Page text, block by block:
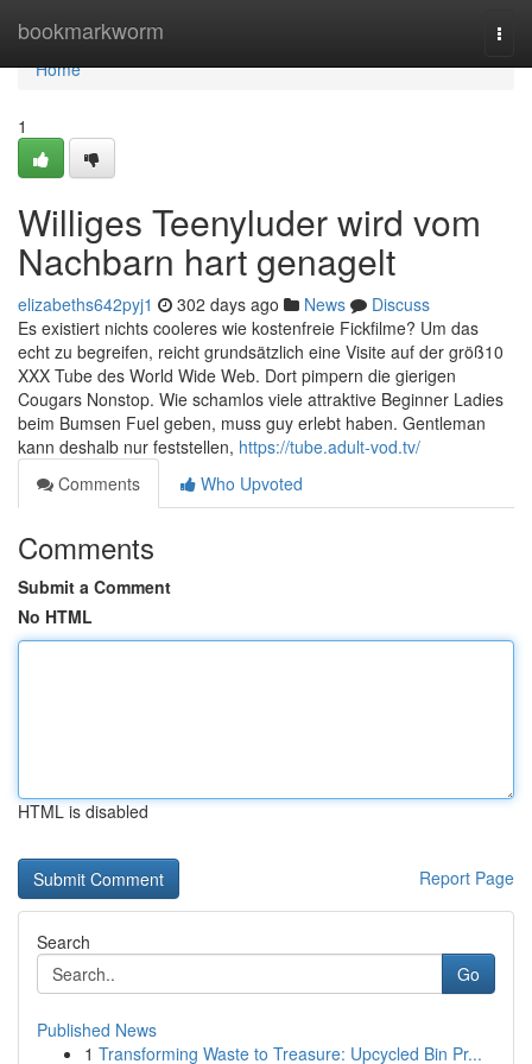
bookmarkworm
Home
Home
1
Williges Teenyluder wird vom
Nachbarn hart genagelt
elizabeths642pyj1 302 days ago News
Discuss
Es existiert nichts cooleres wie kostenfreie Fickfilme? Um das
echt zu begreifen, reicht grundsätzlich eine Visite auf der größ10
XXX Tube des World Wide Web. Dort pimpern die gierigen
Cougars Nonstop. Wie schamlos viele attraktive Beginner Ladies
beim Bumsen Fuel geben, muss guy erlebt haben. Gentleman
kann deshalb nur feststellen, https://tube.adult-vod.tv/
Comments
Who Upvoted
Comments
Submit a Comment
No HTML
HTML is disabled
Report Page
Search
Go
Published News
1 Transforming Waste to Treasure: Upcycled Bin Pr...